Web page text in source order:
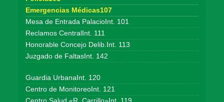
Emergencias Médicas107
Mesa de Entrada PalacioInt. 101
Reclamos CentralInt. 111
Honorable Concejo Delib.Int. 113
Juzgado de FaltasInt. 142
Guardia UrbanaInt. 120
Centro de MonitoreoInt. 121